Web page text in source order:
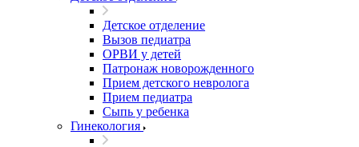
Детское отделение
Вызов педиатра
ОРВИ у детей
Патронаж новорожденного
Прием детского невролога
Прием педиатра
Сыпь у ребенка
Гинекология